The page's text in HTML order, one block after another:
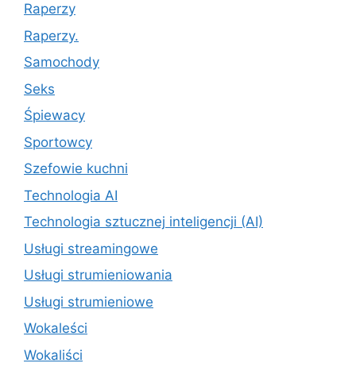
Raperzy
Raperzy.
Samochody
Seks
Śpiewacy
Sportowcy
Szefowie kuchni
Technologia AI
Technologia sztucznej inteligencji (AI)
Usługi streamingowe
Usługi strumieniowania
Usługi strumieniowe
Wokaleści
Wokaliści